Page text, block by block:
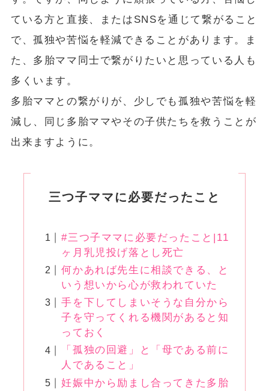
ている方と直接、またはSNSを通じて繋がること
で、孤独や苦悩を軽減できることがあります。ま
た、多胎ママ同士で繋がりたいと思っている人も
多くいます。
多胎ママとの繋がりが、少しでも孤独や苦悩を軽
減し、同じ多胎ママやその子供たちを救うことが
出来ますように。
三つ子ママに必要だったこと
#三つ子ママに必要だったこと|11
ヶ月乳児投げ落とし死亡
何かあれば先生に相談できる、と
いう想いから心が救われていた
手を下してしまいそうな自分から
子を守ってくれる機関があると知
っておく
「孤独の回避」と「母である前に
人であること」
妊娠中から励まし合ってきた多胎